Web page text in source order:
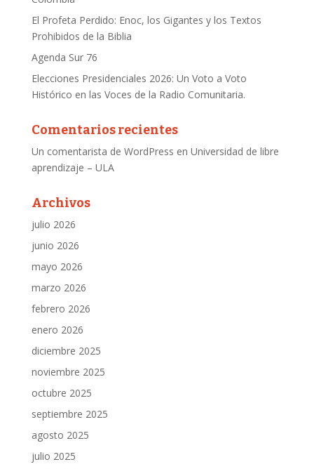
El Profeta Perdido: Enoc, los Gigantes y los Textos
Prohibidos de la Biblia
Agenda Sur 76
Elecciones Presidenciales 2026: Un Voto a Voto
Histórico en las Voces de la Radio Comunitaria.
Comentarios recientes
Un comentarista de WordPress en Universidad de libre
aprendizaje – ULA
Archivos
julio 2026
junio 2026
mayo 2026
marzo 2026
febrero 2026
enero 2026
diciembre 2025
noviembre 2025
octubre 2025
septiembre 2025
agosto 2025
julio 2025